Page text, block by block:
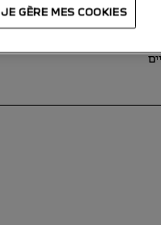
JE GÈRE MES COOKIES